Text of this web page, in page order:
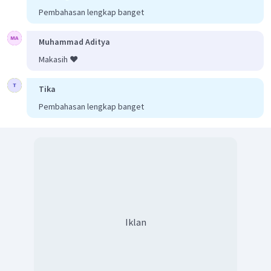
Pembahasan lengkap banget
Muhammad Aditya
Makasih ❤️
Tika
Pembahasan lengkap banget
Iklan